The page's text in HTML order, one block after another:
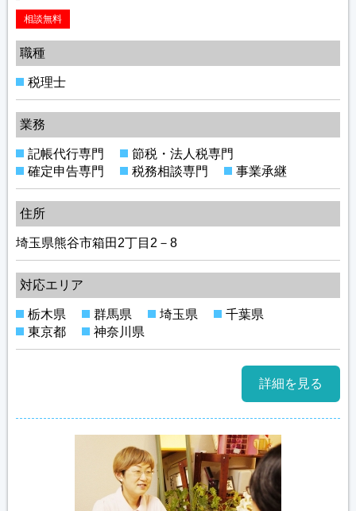
相談無料
職種
税理士
業務
記帳代行専門
節税・法人税専門
確定申告専門
税務相談専門 事業承継
住所
埼玉県熊谷市箱田2丁目2－8
対応エリア
栃木県 群馬県 埼玉県
千葉県
東京都
神奈川県
詳細を見る